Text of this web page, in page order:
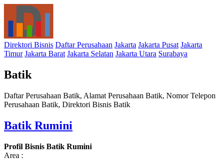
Direktori Bisnis Daftar Perusahaan Jakarta Jakarta Pusat Jakarta
Timur Jakarta Barat Jakarta Selatan Jakarta Utara Surabaya
Batik
Daftar Perusahaan Batik, Alamat Perusahaan Batik, Nomor Telepon
Perusahaan Batik, Direktori Bisnis Batik
Batik Rumini
Profil Bisnis Batik Rumini
Area :